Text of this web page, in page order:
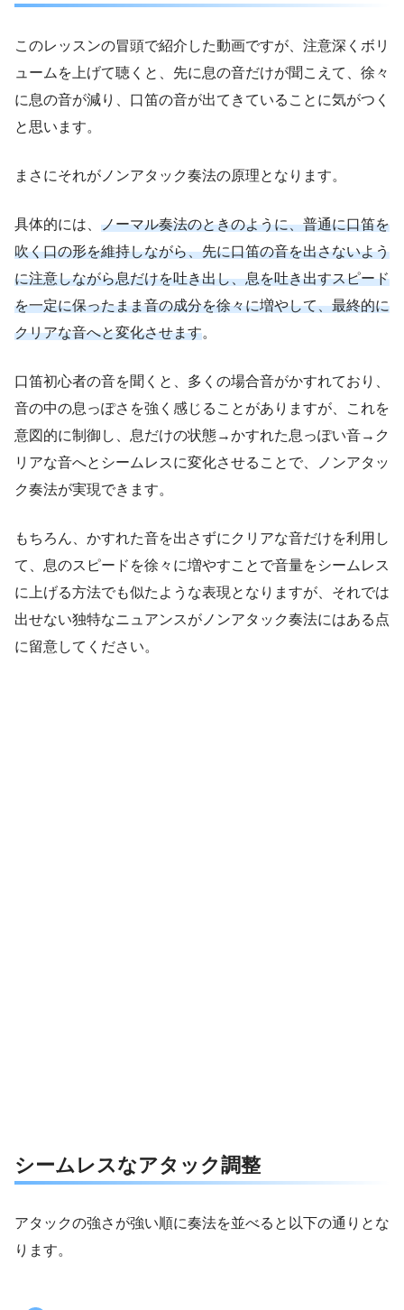
このレッスンの冒頭で紹介した動画ですが、注意深くボリ
ュームを上げて聴くと、先に息の音だけが聞こえて、徐々
に息の音が減り、口笛の音が出てきていることに気がつく
と思います。
まさにそれがノンアタック奏法の原理となります。
具体的には、 ノーマル奏法のときのように、普通に口笛を
吹く口の形を維持しながら、先に口笛の音を出さないよう
に注意しながら息だけを吐き出し、息を吐き出すスピード
を一定に保ったまま音の成分を徐々に増やして、最終的に
クリアな音へと変化させます。
口笛初心者の音を聞くと、多くの場合音がかすれており、
音の中の息っぽさを強く感じることがありますが、これを
意図的に制御し、息だけの状態→かすれた息っぽい音→ク
リアな音へとシームレスに変化させることで、ノンアタッ
ク奏法が実現できます。
もちろん、かすれた音を出さずにクリアな音だけを利用し
て、息のスピードを徐々に増やすことで音量をシームレス
に上げる方法でも似たような表現となりますが、それでは
出せない独特なニュアンスがノンアタック奏法にはある点
に留意してください。
シームレスなアタック調整
アタックの強さが強い順に奏法を並べると以下の通りとな
ります。